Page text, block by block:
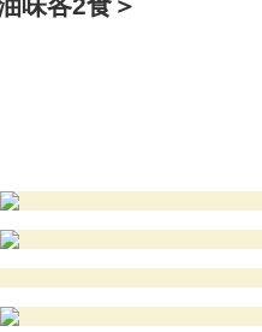
味各2食＞